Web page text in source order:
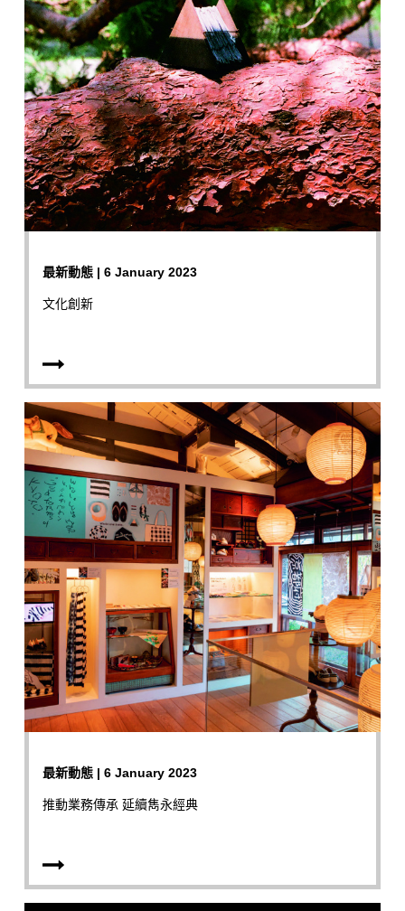
最新動態 | 6 January 2023
文化創新
最新動態 | 6 January 2023
推動業務傳承 延續雋永經典